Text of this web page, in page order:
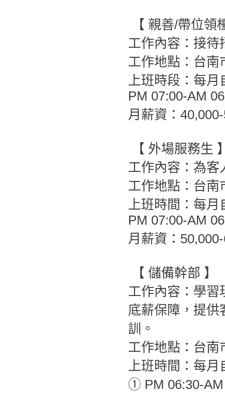
【 親善/帶位領
工作內容：接待
工作地點：台南
上班時段：每月
PM 07:00-AM
月薪資：
【 外場服務生
工作內容：為客
工作地點：台南
上班時間：每月
PM 07:00-AM
月薪資：
【 儲備幹部 】
工作內容：學習
底薪保障，提供
訓。
工作地點：台南
上班時間：每月
① PM 06:30-